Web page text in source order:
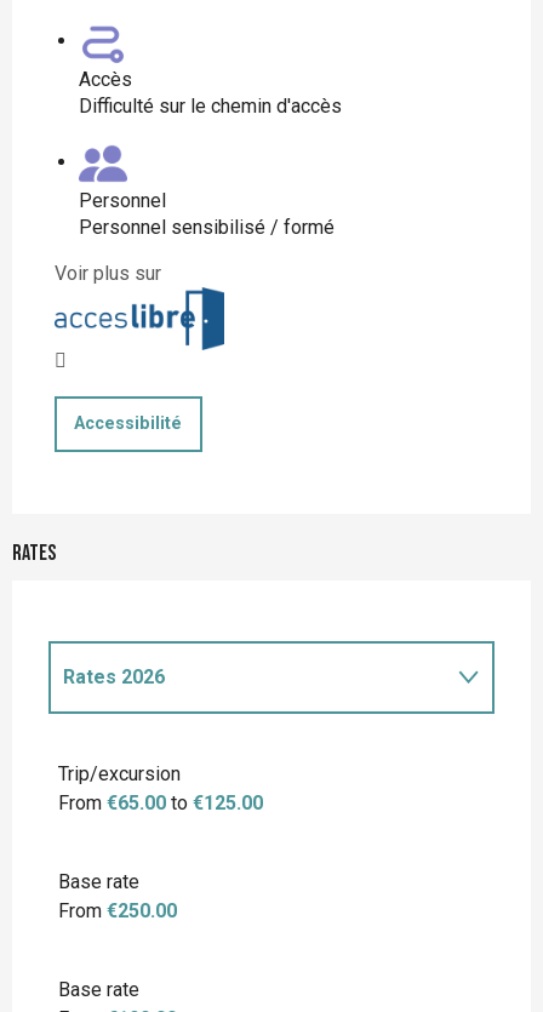
Accès
Difficulté sur le chemin d'accès
Personnel
Personnel sensibilisé / formé
Voir plus sur
Accessibilité
Rates
Rates 2026
Trip/excursion
From €65.00 to €125.00
Base rate
From €250.00
Base rate